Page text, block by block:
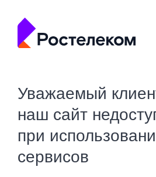
Уважаемый
наш сайт
при
сервисов